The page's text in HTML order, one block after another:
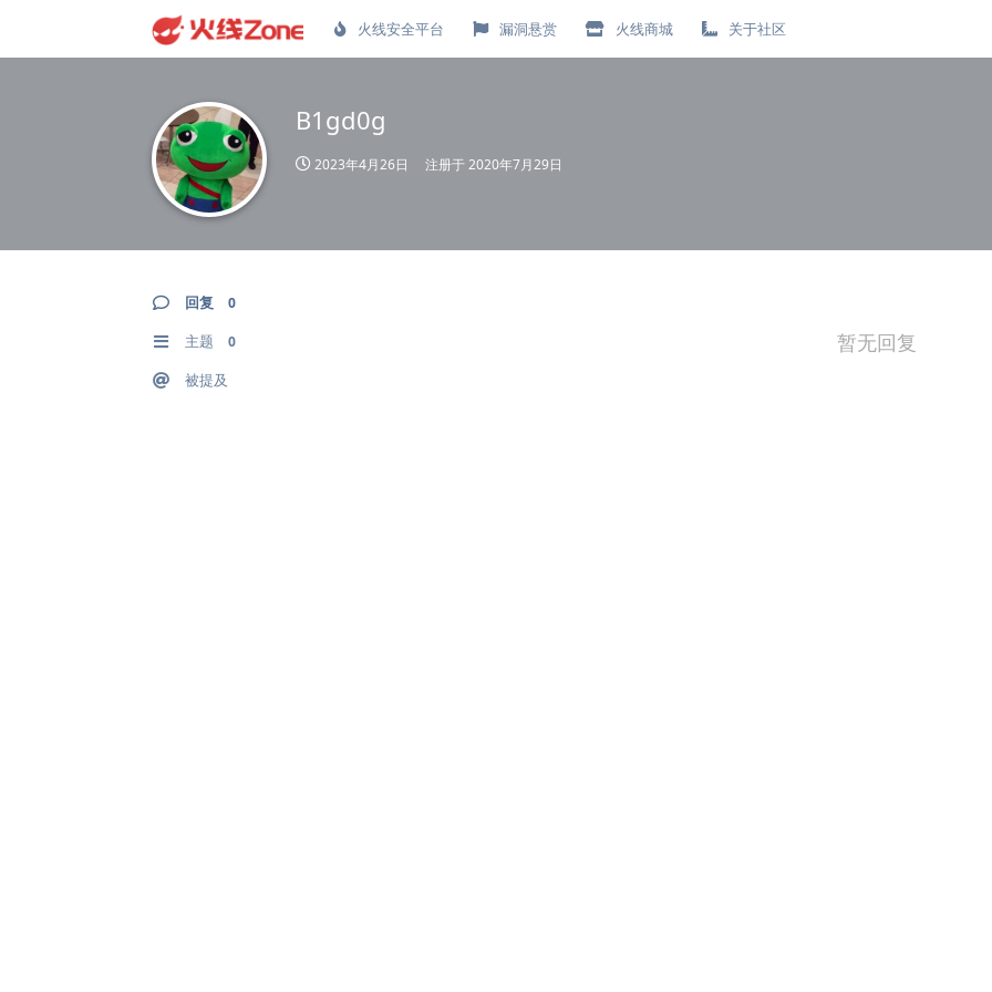
火线安全平台 漏洞悬赏 火线商城 关于社区
B1gd0g
2023年4月26日 注册于2020年7月29日
回复 0
主题 0
被提及
暂无回复